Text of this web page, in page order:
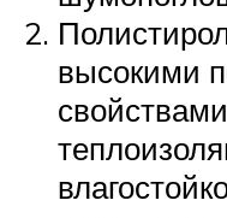
высокими